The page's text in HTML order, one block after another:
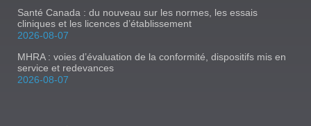
Santé Canada : du nouveau sur les normes, les essais
cliniques et les licences d’établissement
2026-08-07
MHRA : voies d’évaluation de la conformité, dispositifs mis en
service et redevances
2026-08-07